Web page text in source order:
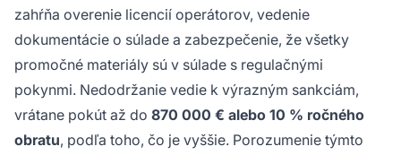
zahŕňa overenie licencií operátorov, vedenie
dokumentácie o súlade a zabezpečenie, že všetky
promočné materiály sú v súlade s regulačnými
pokynmi. Nedodržanie vedie k výrazným sankciám,
vrátane pokút až do 870 000 € alebo 10 % ročného
obratu, podľa toho, čo je vyššie. Porozumenie týmto